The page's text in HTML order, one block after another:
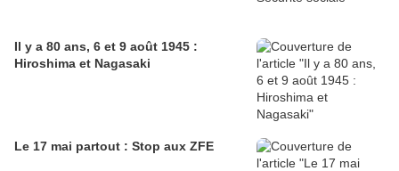
Il y a 80 ans, 6 et 9 août 1945 :
Hiroshima et Nagasaki
Le 17 mai partout : Stop aux ZFE